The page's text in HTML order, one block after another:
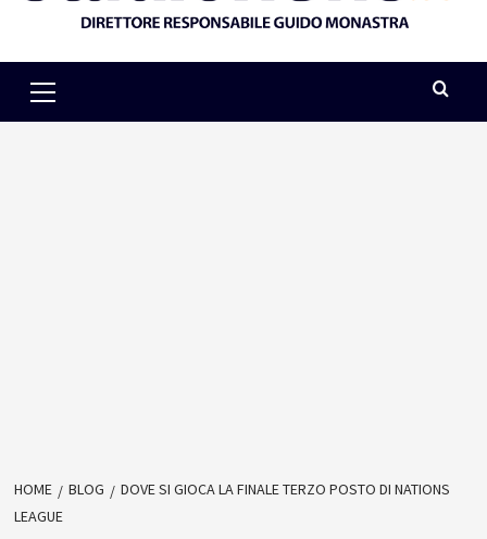
Menu
HOME BLOG
DOVE SI GIOCA LA FINALE TERZO POSTO DI NATIONS
LEAGUE